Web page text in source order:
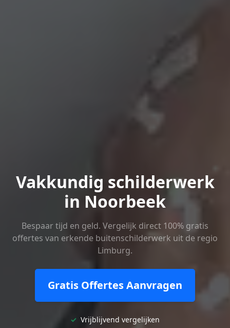
Vakkundig schilderwerk
in Noorbeek
Bespaar tijd en geld. Vergelijk direct 100% gratis
offertes van erkende buitenschilderwerk uit de regio
Limburg.
Gratis Offertes Aanvragen
✓ Vrijblijvend vergelijken